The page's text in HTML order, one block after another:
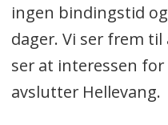
ingen bindingstid
dager. Vi ser frem
ser at interessen for
avslutter Hellevang.